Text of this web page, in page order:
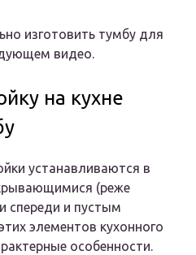
изготовить тумбу для
видео.
на кухне
устанавливаются в
(реже
спереди и пустым
элементов кухонного
особенности.